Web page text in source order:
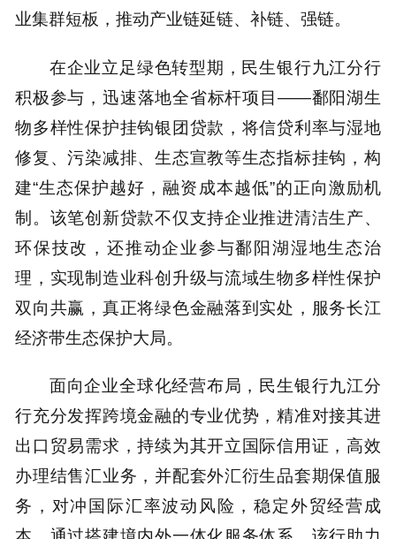
业集群短板，推动产业链延链、补链、强链。
在企业立足绿色转型期，民生银行九江分行
积极参与，迅速落地全省标杆项目——鄱阳湖生
物多样性保护挂钩银团贷款，将信贷利率与湿地
修复、污染减排、生态宣教等生态指标挂钩，构
建“生态保护越好，融资成本越低”的正向激励机
制。该笔创新贷款不仅支持企业推进清洁生产、
环保技改，还推动企业参与鄱阳湖湿地生态治
理，实现制造业科创升级与流域生物多样性保护
双向共赢，真正将绿色金融落到实处，服务长江
经济带生态保护大局。
面向企业全球化经营布局，民生银行九江分
行充分发挥跨境金融的专业优势，精准对接其进
出口贸易需求，持续为其开立国际信用证，高效
办理结售汇业务，并配套外汇衍生品套期保值服
务，对冲国际汇率波动风险，稳定外贸经营成